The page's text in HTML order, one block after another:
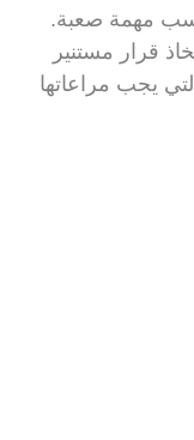
مهمة صعبة.
قرار مستنير
يجب مراعاتها